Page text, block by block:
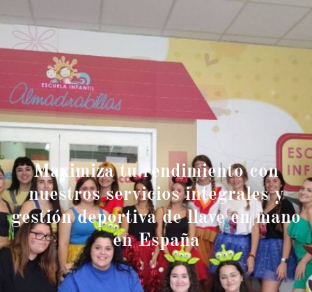
Maximiza tu rendimiento con
nuestros servicios integrales y
gestión deportiva de llave en mano
en España